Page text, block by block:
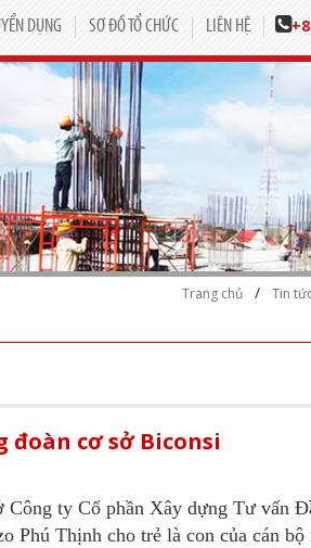
DỤNG SƠ ĐỒ TỔ CHỨC LIÊN HỆ
Trang chủ / Tin
đoàn cơ sở Biconsi
Công ty Cổ phần Xây dựng Tư vấn
Thịnh cho trẻ là con của cán bộ